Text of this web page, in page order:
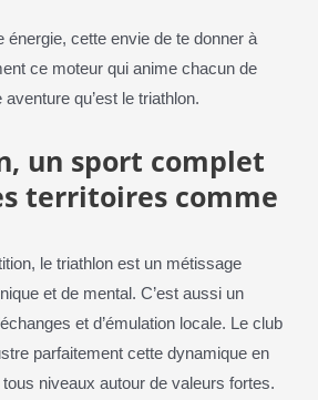
énergie, cette envie de te donner à
ce moteur qui anime chacun de
qu’est le triathlon.
un sport complet
territoires comme
le triathlon est un métissage
et de mental. C’est aussi un
et d’émulation locale. Le club
parfaitement cette dynamique en
niveaux autour de valeurs fortes.